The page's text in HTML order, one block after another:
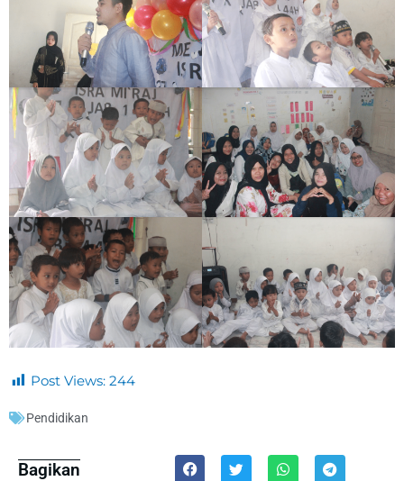
Post Views: 244
Pendidikan
Bagikan